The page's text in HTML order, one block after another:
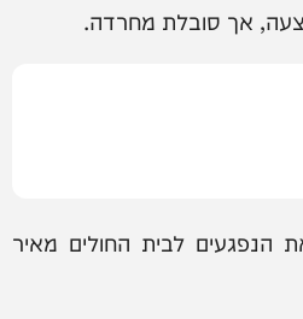
אך סובלת מחרדה.
הנפגעים לבית החולים מאיר